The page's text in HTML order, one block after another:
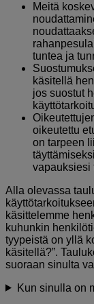
Meitä
tuntea ja
käsitellä
jos suostut
oikeutettu
on tarpeen
vapauksiesi
Alla olevassa
käsittelemme
kuhunkin
tyypeistä on yllä
käsitellä?”.
suoraan sinulta
Kun sinulla on